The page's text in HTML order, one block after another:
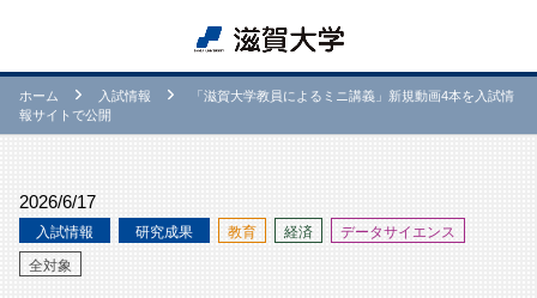
ホーム ⼊試情報
「滋賀大学教員によるミニ講義」新規動画4本を入試情
報サイトで公開
2026/6/17
⼊試情報 研究成果 教育 経済
データサイエンス
全対象